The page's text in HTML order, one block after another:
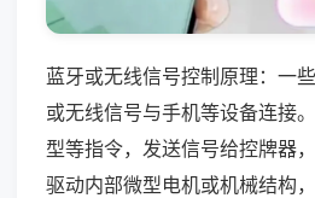
蓝牙或无线信号控制原理：一
或无线信号与手机等设备连接
型等指令，发送信号给控牌器
驱动内部微型电机或机械结构